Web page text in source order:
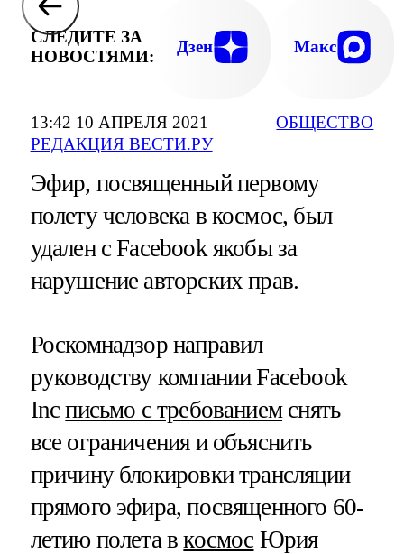
13:42 10 АПРЕЛЯ 2021
РЕДАКЦИЯ ВЕСТИ.РУ
ОБЩЕСТВО
СЛЕДИТЕ ЗА
НОВОСТЯМИ:
Дзен Макс
Эфир, посвященный первому
полету человека в космос, был
удален с Facebook якобы за
нарушение авторских прав.
Роскомнадзор направил
руководству компании Facebook
Incписьмо с требованиемснять
все ограничения и объяснить
причину блокировки трансляции
прямого эфира, посвященного 60-
летию полета вкосмосЮрия